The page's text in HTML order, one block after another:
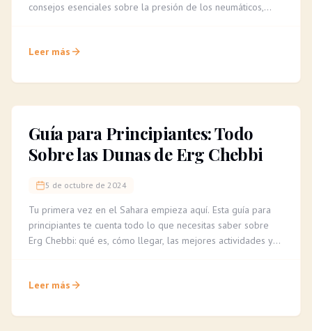
consejos esenciales sobre la presión de los neumáticos,
Leer más
Guía para Principiantes: Todo
Sobre las Dunas de Erg Chebbi
5 de octubre de 2024
Tu primera vez en el Sahara empieza aquí. Esta guía para
principiantes te cuenta todo lo que necesitas saber sobre
Erg Chebbi: qué es, cómo llegar, las mejores actividades y
Leer más